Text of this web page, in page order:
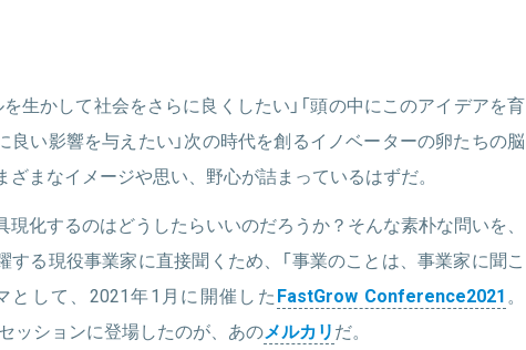
開発等に横断で関わる。
を生かして社会をさらに良くしたい」「頭の中にこのアイデアを育
良い影響を与えたい」次の時代を創るイノベーターの卵たちの脳
ざまなイメージや思い、野心が詰まっているはずだ。
現化するのはどうしたらいいのだろうか？そんな素朴な問いを、
する現役事業家に直接聞くため、「事業のことは、事業家に聞こ
として、2021年1月に開催したFastGrow Conference2021。
ッションに登場したのが、あのメルカリだ。